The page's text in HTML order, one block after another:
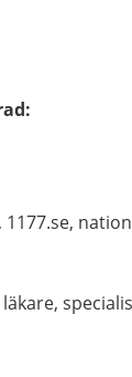
:
1177.se,
läkare,